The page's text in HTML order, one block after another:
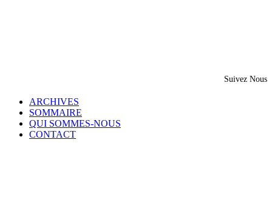
Suivez Nous
ARCHIVES
SOMMAIRE
QUI SOMMES-NOUS
CONTACT